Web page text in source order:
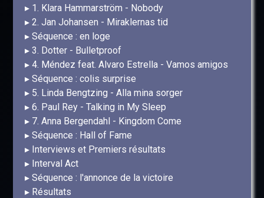
1. Klara Hammarström - Nobody
2. Jan Johansen - Miraklernas tid
Séquence : en loge
3. Dotter - Bulletproof
4. Méndez feat. Alvaro Estrella - Vamos amigos
Séquence : colis surprise
5. Linda Bengtzing - Alla mina sorger
6. Paul Rey - Talking in My Sleep
7. Anna Bergendahl - Kingdom Come
Séquence : Hall of Fame
Interviews et Premiers résultats
Interval Act
Séquence : l'annonce de la victoire
Résultats